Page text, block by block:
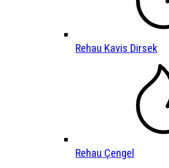
Rehau Kavis Dirsek
Rehau Çengel